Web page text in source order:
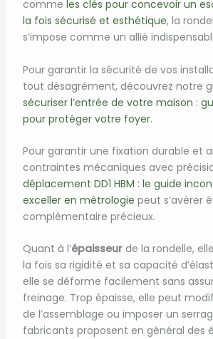
comme les clés pour concevoir un
la fois sécurisé et esthétique, la
s’impose comme un allié
Pour garantir la sécurité de vos
tout désagrément, découvrez notre
sécuriser l’entrée de votre maison :
pour protéger votre foyer.
Pour garantir une fixation durable et
contraintes mécaniques avec
déplacement DD1 HBM : le guide
exceller en métrologie peut s’avérer
complémentaire précieux.
Quant à l’épaisseurde la rondelle,
la fois sa rigidité et sa capacité
elle se déforme facilement sans
freinage. Trop épaisse, elle peut
de l’assemblage ou imposer un
fabricants proposent en général des